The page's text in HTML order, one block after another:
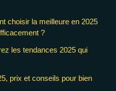
choisir la meilleure en 2025
?
les tendances 2025 qui
prix et conseils pour bien